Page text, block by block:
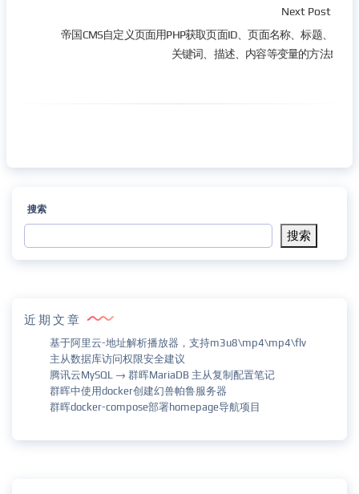
Next Post
帝国CMS自定义页面用PHP获取页面ID、页面名称、标题、
关键词、描述、内容等变量的方法!
搜索
搜索
近期文章
基于阿里云-地址解析播放器，支持m3u8\mp4\mp4\flv
主从数据库访问权限安全建议
腾讯云MySQL → 群晖MariaDB 主从复制配置笔记
群晖中使用docker创建幻兽帕鲁服务器
群晖docker-compose部署homepage导航项目